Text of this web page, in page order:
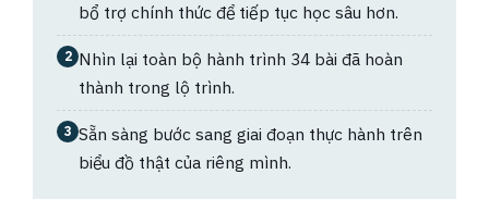
bổ trợ chính thức để tiếp tục học sâu hơn.
2 Nhìn lại toàn bộ hành trình 34 bài đã hoàn
thành trong lộ trình.
3 Sẵn sàng bước sang giai đoạn thực hành trên
biểu đồ thật của riêng mình.